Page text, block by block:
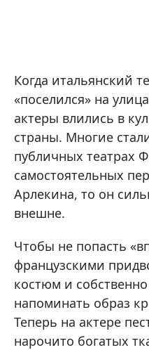
Когда итальянский
«поселился» на
актеры влились в
страны. Многие
публичных театрах
самостоятельных
Арлекина, то он
внешне.
Чтобы не попасть
французскими
костюм и
напоминать образ
Теперь на актере
нарочито богатых